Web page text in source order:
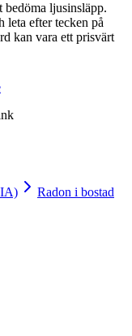
ljusinsläpp.
leta efter tecken på
kan vara ett prisvärt
Radon i bostad